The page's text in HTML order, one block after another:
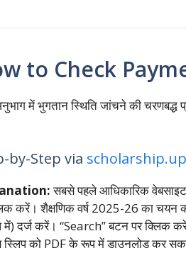
to Check
में भुगतान स्थिति जांचने की चरणबद्ध
by-Step via
सबसे पहले आधिकारिक वेबसाइट
करें। शैक्षणिक वर्ष 2025-26 का चयन
में) दर्ज करें। “Search” बटन पर क्लिक
को PDF के रूप में डाउनलोड कर